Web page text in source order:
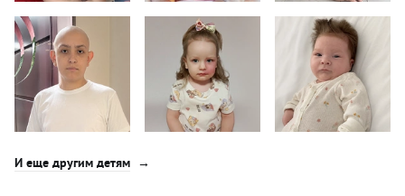
И еще другим детям